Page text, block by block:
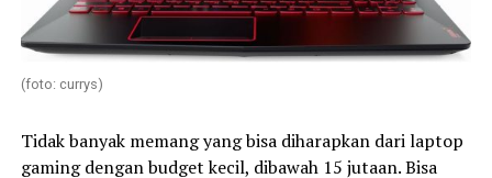
(foto: currys)
Tidak banyak memang yang bisa diharapkan dari laptop
gaming dengan budget kecil, dibawah 15 jutaan. Bisa